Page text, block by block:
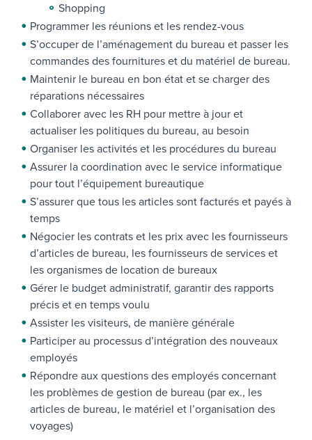
Shopping
Programmer les réunions et les rendez-vous
S’occuper de l’aménagement du bureau et passer les
commandes des fournitures et du matériel de bureau.
Maintenir le bureau en bon état et se charger des
réparations nécessaires
Collaborer avec les RH pour mettre à jour et
actualiser les politiques du bureau, au besoin
Organiser les activités et les procédures du bureau
Assurer la coordination avec le service informatique
pour tout l’équipement bureautique
S’assurer que tous les articles sont facturés et payés à
temps
Négocier les contrats et les prix avec les fournisseurs
d’articles de bureau, les fournisseurs de services et
les organismes de location de bureaux
Gérer le budget administratif, garantir des rapports
précis et en temps voulu
Assister les visiteurs, de manière générale
Participer au processus d’intégration des nouveaux
employés
Répondre aux questions des employés concernant
les problèmes de gestion de bureau (par ex., les
articles de bureau, le matériel et l’organisation des
voyages)